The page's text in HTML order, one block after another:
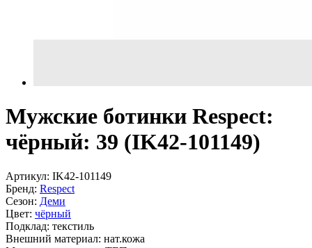
Мужские ботинки Respect:
чёрный: 39 (IK42-101149)
Артикул: IK42-101149
Бренд: Respect
Сезон: Деми
Цвет: чёрный
Подклад: текстиль
Внешний материал: нат.кожа